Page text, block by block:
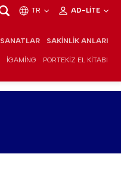
TR AD-LITE
SANATLAR SAKINLIK ANLARI
IGAMING PORTEKIZ EL KITABI